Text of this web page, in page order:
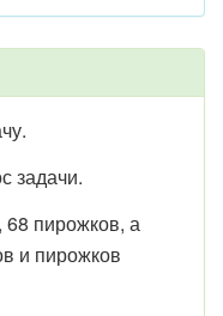
задачи.
68 пирожков, а
и пирожков